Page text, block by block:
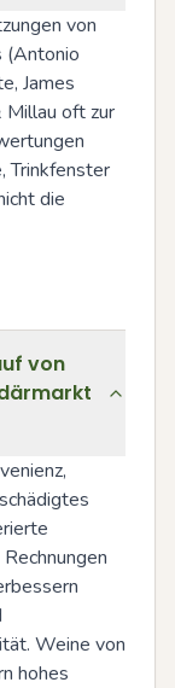
von
(Antonio
James
Millau oft zur
Trinkfenster
die
von
Weine von
hohes